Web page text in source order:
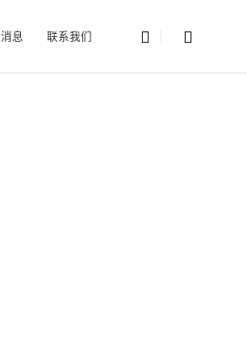
消息 联系我们